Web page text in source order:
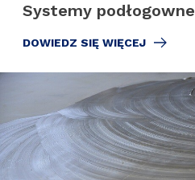
Systemy podłogowne
DOWIEDZ SIĘ WIĘCEJ